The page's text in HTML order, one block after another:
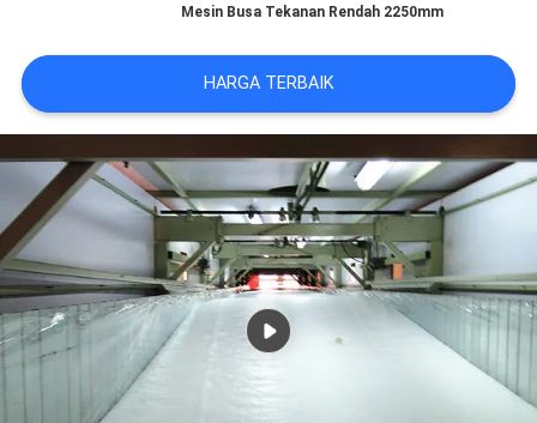
PRIVASI
Mesin Busa Tekanan Rendah 2250mm
HARGA TERBAIK